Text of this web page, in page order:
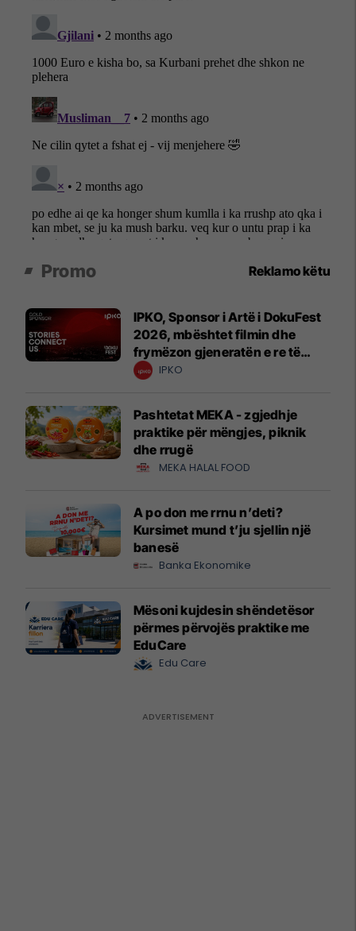
Promo Reklamo këtu
IPKO, Sponsor i Artë i DokuFest
2026, mbështet filmin dhe
frymëzon gjeneratën e re të
krijuesve
IPKO
Pashtetat MEKA - zgjedhje
praktike për mëngjes, piknik
dhe rrugë
MEKA HALAL FOOD
A po don me rrnu n’deti?
Kursimet mund t’ju sjellin një
banesë
Banka Ekonomike
Mësoni kujdesin shëndetësor
përmes përvojës praktike me
EduCare
Edu Care